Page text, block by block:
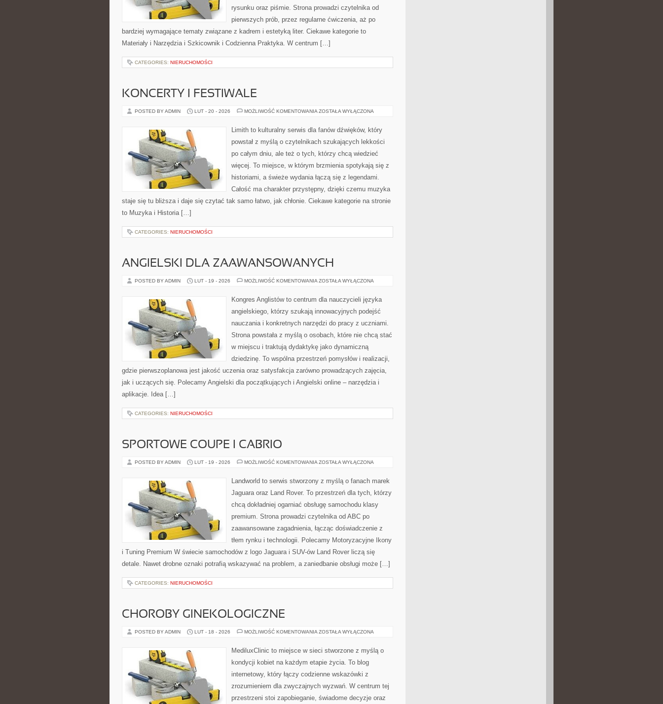
rysunku oraz piśmie. Strona prowadzi czytelnika od
pierwszych prób, przez regularne ćwiczenia, aż po
bardziej wymagające tematy związane z kadrem i estetyką liter. Ciekawe kategorie to
Materiały i Narzędzia i Szkicownik i Codzienna Praktyka. W centrum […]
CATEGORIES: NIERUCHOMOŚCI
KONCERTY I FESTIWALE
POSTED BY ADMIN LUT - 20 - 2026 MOŻLIWOŚĆ KOMENTOWANIA KONCERTY
ZOSTAŁA WYŁĄCZONA
Limith to kulturalny serwis dla fanów dźwięków, który
powstał z myślą o czytelnikach szukających lekkości
po całym dniu, ale też o tych, którzy chcą wiedzieć
więcej. To miejsce, w którym brzmienia spotykają się z
historiami, a świeże wydania łączą się z legendami.
Całość ma charakter przystępny, dzięki czemu muzyka
staje się tu bliższa i daje się czytać tak samo łatwo, jak chłonie. Ciekawe kategorie na stronie
to Muzyka i Historia […]
CATEGORIES: NIERUCHOMOŚCI
ANGIELSKI DLA ZAAWANSOWANYCH
POSTED BY ADMIN LUT - 19 - 2026 MOŻLIWOŚĆ KOMENTOWANIA ANGIELSKI
ZOSTAŁA WYŁĄCZONA
Kongres Anglistów to centrum dla nauczycieli języka
angielskiego, którzy szukają innowacyjnych podejść
nauczania i konkretnych narzędzi do pracy z uczniami.
Strona powstała z myślą o osobach, które nie chcą stać
w miejscu i traktują dydaktykę jako dynamiczną
dziedzinę. To wspólna przestrzeń pomysłów i realizacji,
gdzie pierwszoplanowa jest jakość uczenia oraz satysfakcja zarówno prowadzących zajęcia,
jak i uczących się. Polecamy Angielski dla początkujących i Angielski online – narzędzia i
aplikacje. Idea […]
CATEGORIES: NIERUCHOMOŚCI
SPORTOWE COUPE I CABRIO
POSTED BY ADMIN LUT - 19 - 2026 MOŻLIWOŚĆ KOMENTOWANIA SPORTOWE
CABRIO
ZOSTAŁA WYŁĄCZONA
Landworld to serwis stworzony z myślą o fanach marek
Jaguara oraz Land Rover. To przestrzeń dla tych, którzy
chcą dokładniej ogarniać obsługę samochodu klasy
premium. Strona prowadzi czytelnika od ABC po
zaawansowane zagadnienia, łącząc doświadczenie z
tłem rynku i technologii. Polecamy Motoryzacyjne Ikony
i Tuning Premium W świecie samochodów z logo Jaguara i SUV-ów Land Rover liczą się
detale. Nawet drobne oznaki potrafią wskazywać na problem, a zaniedbanie obsługi może […]
CATEGORIES: NIERUCHOMOŚCI
CHOROBY GINEKOLOGICZNE
POSTED BY ADMIN LUT - 18 - 2026 MOŻLIWOŚĆ KOMENTOWANIA CHOROBY
ZOSTAŁA WYŁĄCZONA
MediluxClinic to miejsce w sieci stworzone z myślą o
kondycji kobiet na każdym etapie życia. To blog
internetowy, który łączy codzienne wskazówki z
zrozumieniem dla zwyczajnych wyzwań. W centrum tej
przestrzeni stoi zapobieganie, świadome decyzje oraz